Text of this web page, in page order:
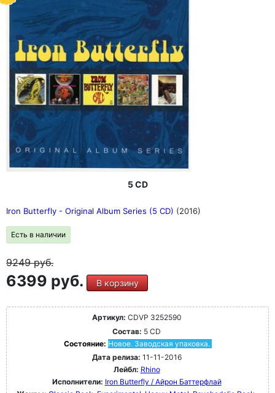
5 CD
Iron Butterfly - Original Album Series (5 CD) (2016)
Есть в наличии
9249руб.
6399 руб. В корзину
Артикул: CDVP 3252590
Состав: 5 CD
Состояние: Новое. Заводская упаковка.
Дата релиза: 11-11-2016
Лейбл: Rhino
Исполнители: Iron Butterfly / Айрон Баттерфлай